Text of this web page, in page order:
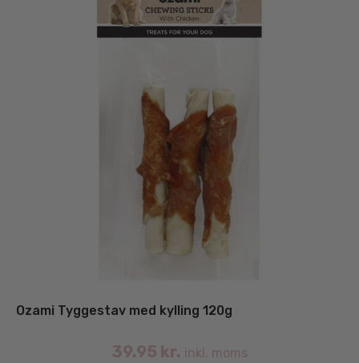
Ozami Tyggestav med kylling 120g
39.95 kr. inkl. moms